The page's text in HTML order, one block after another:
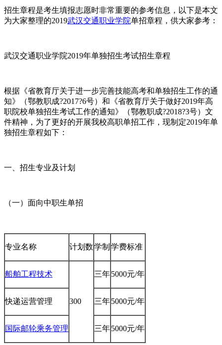
招生章程是考生填报志愿时非常重要的参考信息，以下是本文
为大家整理的2019武汉交通职业学院单招章程，供大家参考：
武汉交通职业学院2019年单独招生考试招生章程
根据《省教育厅关于进一步完善技能高考和单独招生工作的通
知》（鄂教职成?2017?6号）和《省教育厅关于做好2019年高
职院校单独招生考试工作的通知》（鄂教职成?2018?3号）文
件精神，为了更好的开展我校高职单招工作，现制定2019年单
独招生章程如下：
一、招生专业及计划
（一）面向中职生单招
专业名称 计划数学制 学费标准
船舶工程技术
300
三年5000元/年
快递运营管理 三年5000元/年
国际邮轮乘务管理 三年5000元/年